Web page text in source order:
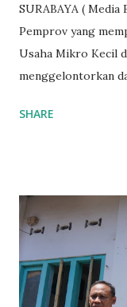
SURABAYA (
Pemprov yang
Usaha Mikro Kecil
menggelontorkan
UMKM di Jatim.
yang sebenarnya
Ketika saya
Tulungagung ,
dana pinjaman
UMKM, karena
SHARE